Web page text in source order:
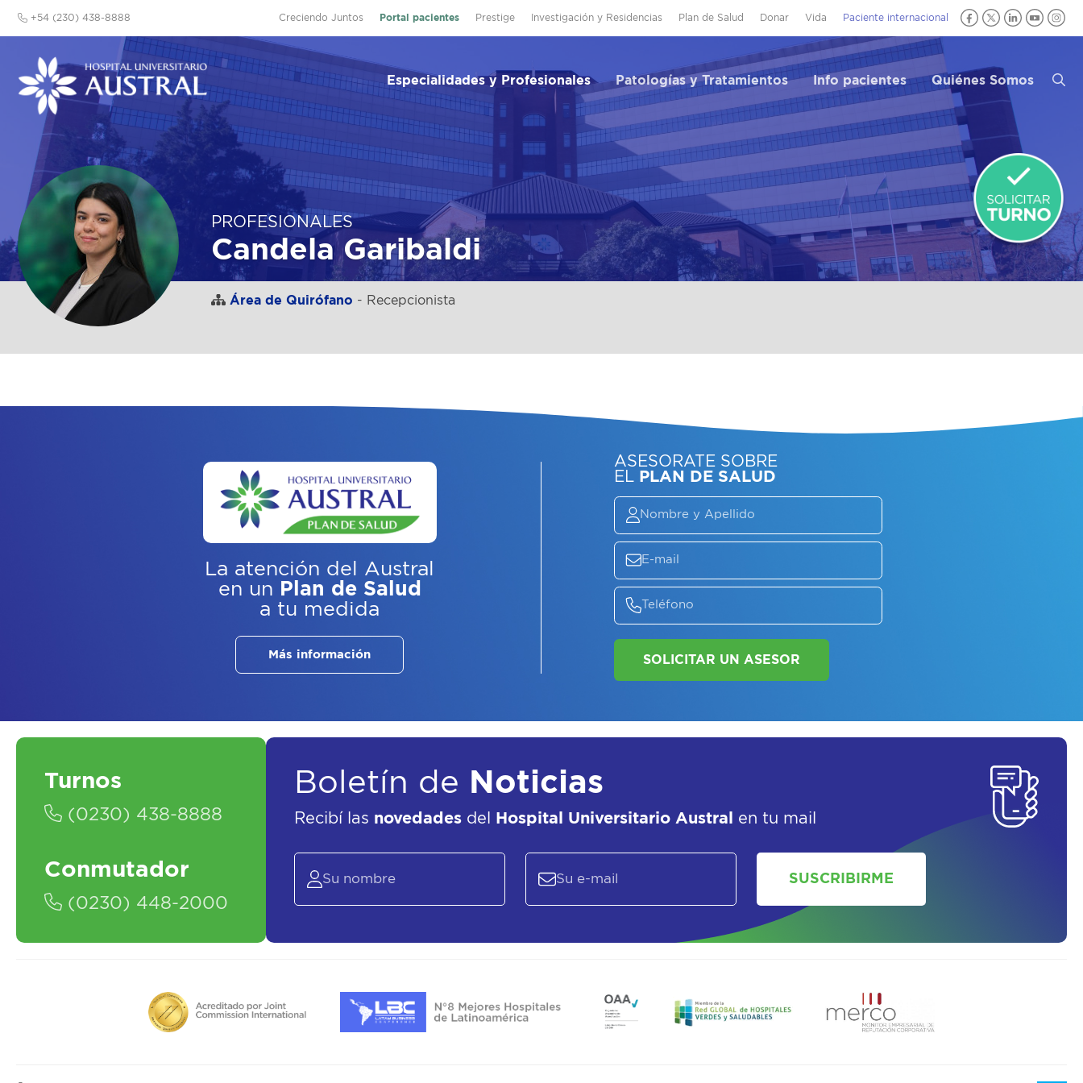
Creciendo Juntos Portal pacientes Prestige Investigación y Residencias Plan de Salud Donar Vida Paciente internacional
+54 (230) 438-8888
Especialidades y Profesionales Patologías y Tratamientos Info pacientes Quiénes Somos
PROFESIONALES
Candela Garibaldi
Área de Quirófano - Recepcionista
La atención del Austral
en un Plan de Salud
a tu medida
Más información
ASESORATE SOBRE
ELPLAN DE SALUD
Turnos
(0230) 438-8888
Conmutador
(0230) 448-2000
Boletín de Noticias
Recibí las novedades del Hospital Universitario Austral en tu mail
SUSCRIBIRME